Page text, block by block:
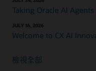
Taking Oracle AI
JULY 16, 2026
Welcome to CX AI
檢視全部